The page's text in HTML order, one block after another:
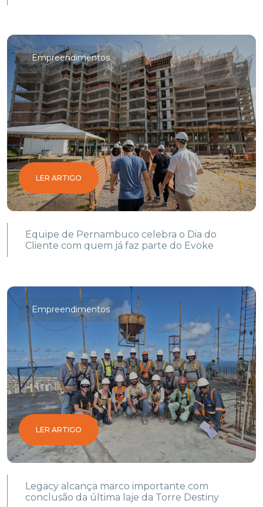
Empreendimentos
LER ARTIGO
Equipe de Pernambuco celebra o Dia do
Cliente com quem já faz parte do Evoke
Empreendimentos
LER ARTIGO
Legacy alcança marco importante com
conclusão da última laje da Torre Destiny